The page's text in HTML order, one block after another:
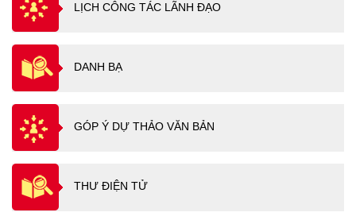
LỊCH CÔNG TÁC LÃNH ĐẠO
DANH BẠ
GÓP Ý DỰ THẢO VĂN BẢN
THƯ ĐIỆN TỬ